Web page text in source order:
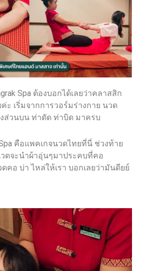
Spa ต้องบอกได้เลยว่าคลาสสิก
ะ เริ่มจากการวอร์มร่างกาย นวด
ส่วนบน ท่าดัด ท่าบิด มาครบ
คือแพคเกจนวดไทยที่นี่ ช่วงท้าย
ดจะนำผ้าอุ่นๆมาประคบที่คอ
คอ บ่า ไหล่ให้เรา บอกเลยว่ามันดียย์